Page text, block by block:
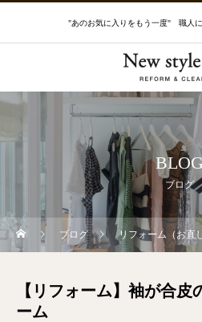
"あのお気に入りをもう一度" 職人
ブログ
ブログ リフォーム（お直
【リフォーム】袖が合皮
ーム